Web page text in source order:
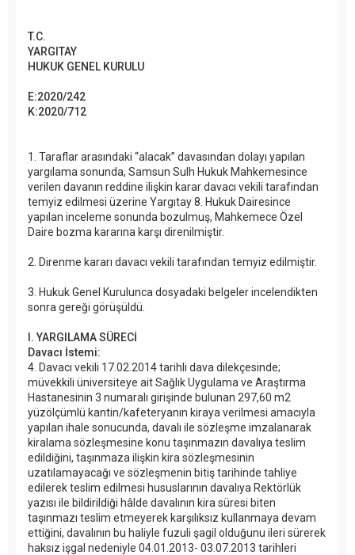
T.C.
YARGITAY
HUKUK GENEL KURULU
E:2020/242
K:2020/712
1. Taraflar arasındaki “alacak” davasından dolayı yapılan
yargılama sonunda, Samsun Sulh Hukuk Mahkemesince
verilen davanın reddine ilişkin karar davacı vekili tarafından
temyiz edilmesi üzerine Yargıtay 8. Hukuk Dairesince
yapılan inceleme sonunda bozulmuş, Mahkemece Özel
Daire bozma kararına karşı direnilmiştir.
2. Direnme kararı davacı vekili tarafından temyiz edilmiştir.
3. Hukuk Genel Kurulunca dosyadaki belgeler incelendikten
sonra gereği görüşüldü.
I. YARGILAMA SÜRECİ
Davacı İstemi:
4. Davacı vekili 17.02.2014 tarihli dava dilekçesinde;
müvekkili üniversiteye ait Sağlık Uygulama ve Araştırma
Hastanesinin 3 numaralı girişinde bulunan 297,60 m2
yüzölçümlü kantin/kafeteryanın kiraya verilmesi amacıyla
yapılan ihale sonucunda, davalı ile sözleşme imzalanarak
kiralama sözleşmesine konu taşınmazın davalıya teslim
edildiğini, taşınmaza ilişkin kira sözleşmesinin
uzatılamayacağı ve sözleşmenin bitiş tarihinde tahliye
edilerek teslim edilmesi hususlarının davalıya Rektörlük
yazısı ile bildirildiği hâlde davalının kira süresi biten
taşınmazı teslim etmeyerek karşılıksız kullanmaya devam
ettiğini, davalının bu haliyle fuzuli şagil olduğunu ileri sürerek
haksız işgal nedeniyle 04.01.2013- 03.07.2013 tarihleri